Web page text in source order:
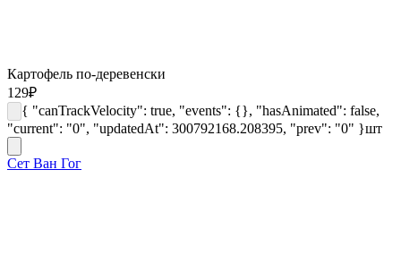
Картофель по-деревенски
129₽
{ "canTrackVelocity": true, "events": {}, "hasAnimated": false,
"current": "0", "updatedAt": 300792168.208395, "prev": "0" }шт
Сет Ван Гог